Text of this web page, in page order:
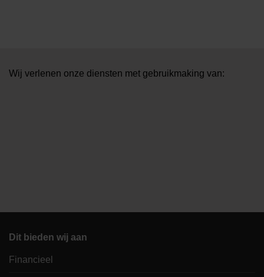
Wij verlenen onze diensten met gebruikmaking van:
Dit bieden wij aan
Financieel